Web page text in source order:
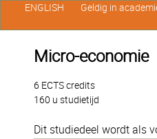
Micro-economie
6 ECTS credits
160 u studietijd
Dit studiedeel wordt als
ENGLISH Geldig in